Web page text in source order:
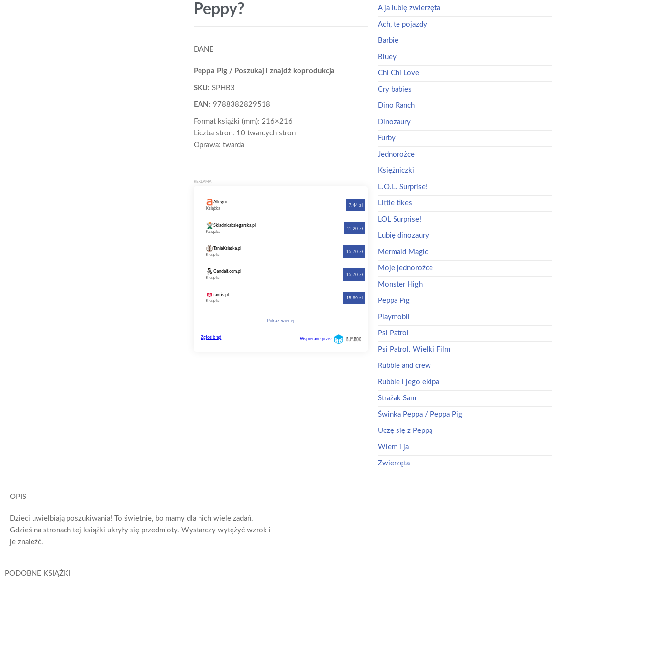
Peppy?
DANE
Peppa Pig / Poszukaj i znajdź koprodukcja
SKU:SPHB3
EAN: 9788382829518
Format książki (mm): 216×216
Liczba stron: 10 twardych stron
Oprawa: twarda
A ja lubię zwierzęta
Ach, te pojazdy
Barbie
Bluey
Chi Chi Love
Cry babies
Dino Ranch
Dinozaury
Furby
Jednorożce
Księżniczki
L.O.L. Surprise!
Little tikes
LOL Surprise!
Lubię dinozaury
Mermaid Magic
Moje jednorożce
Monster High
Peppa Pig
Playmobil
Psi Patrol
Psi Patrol. Wielki Film
Rubble and crew
Rubble i jego ekipa
Strażak Sam
Świnka Peppa / Peppa Pig
Uczę się z Peppą
Wiem i ja
Zwierzęta
OPIS
Dzieci uwielbiają poszukiwania! To świetnie, bo mamy dla nich wiele zadań.
Gdzieś na stronach tej książki ukryły się przedmioty. Wystarczy wytężyć wzrok i
je znaleźć.
PODOBNE KSIĄŻKI